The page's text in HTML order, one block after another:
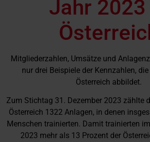
Jahr 2023
Mitgliederzahlen, Umsätze und
nur drei Beispiele der Kennzahlen,
Österreich abbildet.
Zum Stichtag 31. Dezember 2023 zählte
Österreich 1322 Anlagen, in denen
Menschen trainierten. Damit trainierten
2023 mehr als 13 Prozent der